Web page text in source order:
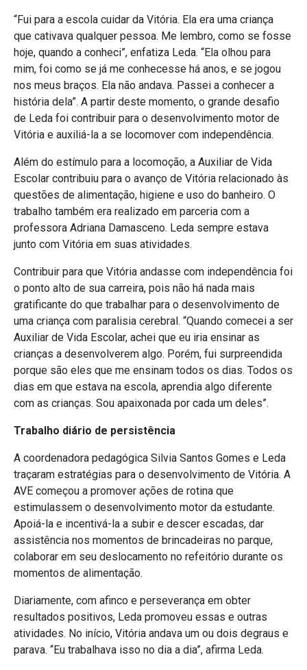
“Fui para a escola cuidar da Vitória. Ela era uma criança
que cativava qualquer pessoa. Me lembro, como se fosse
hoje, quando a conheci”, enfatiza Leda. “Ela olhou para
mim, foi como se já me conhecesse há anos, e se jogou
nos meus braços. Ela não andava. Passei a conhecer a
história dela”. A partir deste momento, o grande desafio
de Leda foi contribuir para o desenvolvimento motor de
Vitória e auxiliá-la a se locomover com independência.
Além do estímulo para a locomoção, a Auxiliar de Vida
Escolar contribuiu para o avanço de Vitória relacionado às
questões de alimentação, higiene e uso do banheiro. O
trabalho também era realizado em parceria com a
professora Adriana Damasceno. Leda sempre estava
junto com Vitória em suas atividades.
Contribuir para que Vitória andasse com independência foi
o ponto alto de sua carreira, pois não há nada mais
gratificante do que trabalhar para o desenvolvimento de
uma criança com paralisia cerebral. “Quando comecei a ser
Auxiliar de Vida Escolar, achei que eu iria ensinar as
crianças a desenvolverem algo. Porém, fui surpreendida
porque são eles que me ensinam todos os dias. Todos os
dias em que estava na escola, aprendia algo diferente
com as crianças. Sou apaixonada por cada um deles”.
Trabalho diário de persistência
A coordenadora pedagógica Silvia Santos Gomes e Leda
traçaram estratégias para o desenvolvimento de Vitória. A
AVE começou a promover ações de rotina que
estimulassem o desenvolvimento motor da estudante.
Apoiá-la e incentivá-la a subir e descer escadas, dar
assistência nos momentos de brincadeiras no parque,
colaborar em seu deslocamento no refeitório durante os
momentos de alimentação.
Diariamente, com afinco e perseverança em obter
resultados positivos, Leda promoveu essas e outras
atividades. No início, Vitória andava um ou dois degraus e
parava. “Eu trabalhava isso no dia a dia”, afirma Leda.